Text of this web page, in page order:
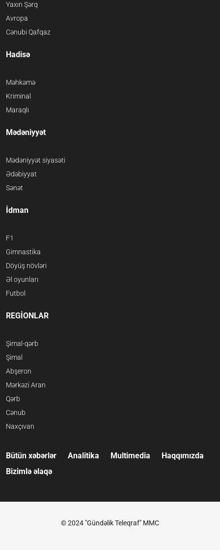
Yaxın Şərq
Avropa
Cənubi Qafqaz
Hadisə
Məhkəmə
Kriminal
Maraqlı
Mədəniyyət
Mədəniyyət siyasəti
Ədəbiyyat
Sənət
İdman
F1
Gimnastika
Döyüş növləri
Əl oyunları
Futbol
REGİONLAR
Şimal-qərb
Şimal
Abşeron
Mərkəzi Aran
Qərb
Cənub
Naxçıvan
Bütün xəbərlər Analitika Multimedia
Haqqımızda
Bizimlə əlaqə
© 2024 "Gündəlik Teleqraf" MMC